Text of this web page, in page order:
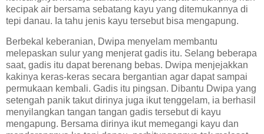
kecipak air bersama sebatang kayu yang ditemukannya di
tepi danau. Ia tahu jenis kayu tersebut bisa mengapung.
Berbekal keberanian, Dwipa menyelam membantu
melepaskan sulur yang menjerat gadis itu. Selang beberapa
saat, gadis itu dapat berenang bebas. Dwipa menjejakkan
kakinya keras-keras secara bergantian agar dapat sampai
permukaan kembali. Gadis itu pingsan. Dibantu Dwipa yang
setengah panik takut dirinya juga ikut tenggelam, ia berhasil
menyilangkan tangan tangan gadis tersebut di kayu
mengapung. Bersama dirinya ikut memegangi kayu dan